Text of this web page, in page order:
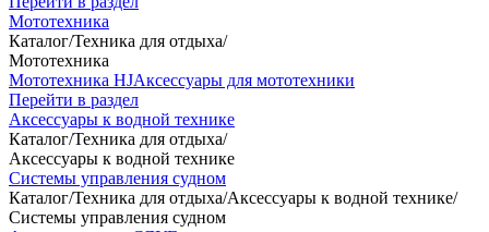
Мототехника
Каталог/Техника для отдыха/
Мототехника
Мототехника HJАксессуары для мототехники
Перейти в раздел
Аксессуары к водной технике
Каталог/Техника для отдыха/
Аксессуары к водной технике
Системы управления судном
Каталог/Техника для отдыха/Аксессуары к водной технике/
Системы управления судном